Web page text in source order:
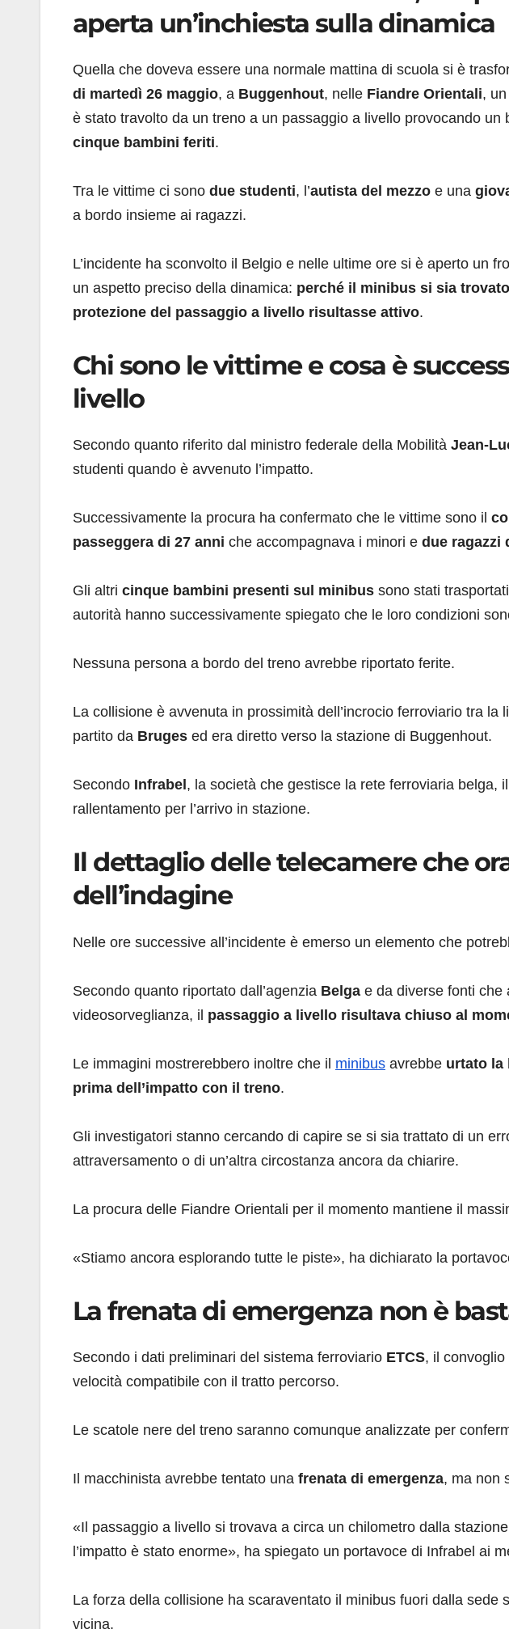
aperta un’inchiesta sulla dinamica
Quella che doveva essere una normale mattina di scuola si è
di martedì 26 maggio, a Buggenhout, nelle Fiandre Orientali, un
è stato travolto da un treno a un passaggio a livello provocando un
cinque bambini feriti.
Tra le vittime ci sono due studenti, l’autista del mezzo e una
a bordo insieme ai ragazzi.
L’incidente ha sconvolto il Belgio e nelle ultime ore si è aperto un
un aspetto preciso della dinamica: perché il minibus si sia
protezione del passaggio a livello risultasse attivo.
Chi sono le vittime e cosa è
livello
Secondo quanto riferito dal ministro federale della Mobilità Jean-
studenti quando è avvenuto l’impatto.
Successivamente la procura ha confermato che le vittime sono il
passeggera di 27 anni che accompagnava i minori e due ragazzi
Gli altri cinque bambini presenti sul minibus sono stati
autorità hanno successivamente spiegato che le loro condizioni
Nessuna persona a bordo del treno avrebbe riportato ferite.
La collisione è avvenuta in prossimità dell’incrocio ferroviario tra la
partito da Bruges ed era diretto verso la stazione di Buggenhout.
Secondo Infrabel , la società che gestisce la rete ferroviaria belga,
rallentamento per l’arrivo in stazione.
Il dettaglio delle telecamere che
dell’indagine
Nelle ore successive all’incidente è emerso un elemento che
Secondo quanto riportato dall’agenzia Belga e da diverse fonti che
videosorveglianza, il passaggio a livello risultava chiuso al
Le immagini mostrerebbero inoltre che il minibus avrebbe urtato la
prima dell’impatto con il treno.
Gli investigatori stanno cercando di capire se si sia trattato di un
attraversamento o di un’altra circostanza ancora da chiarire.
La procura delle Fiandre Orientali per il momento mantiene il
«Stiamo ancora esplorando tutte le piste», ha dichiarato la
La frenata di emergenza non è
Secondo i dati preliminari del sistema ferroviario ETCS, il
velocità compatibile con il tratto percorso.
Le scatole nere del treno saranno comunque analizzate per
Il macchinista avrebbe tentato una frenata di emergenza, ma non
«Il passaggio a livello si trovava a circa un chilometro dalla
l’impatto è stato enorme», ha spiegato un portavoce di Infrabel ai
La forza della collisione ha scaraventato il minibus fuori dalla sede
vicina.